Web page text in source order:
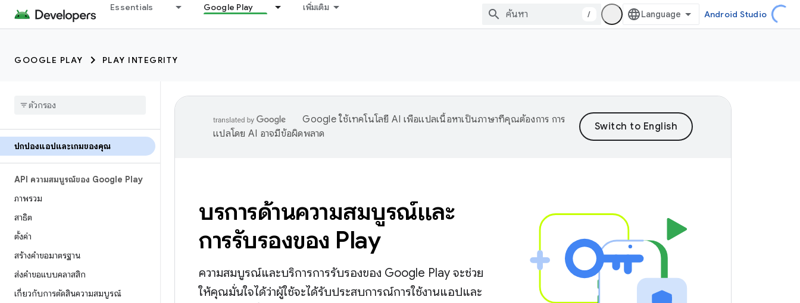
Essentials Google Play เพิ่มเติม
/ Android Studio
GOOGLE PLAY PLAY INTEGRITY
ปกป้องแอปและเกมของคุณ
API ความสมบูรณ์ของ Google Play
ภาพรวม
สาธิต
ตั้งค่า
สร้างคำขอมาตรฐาน
ส่งคำขอแบบคลาสสิก
เกี่ยวกับการตัดสินความสมบูรณ์
Google ใช้เทคโนโลยี AI เพื่อแปลเนื้อหาเป็นภาษาที่คุณต้องการ การ
แปลโดย AI อาจมีข้อผิดพลาด
บริการด้านความสมบูรณ์และ
การรับรองของ Play
ความสมบูรณ์และบริการการรับรองของ Google Play จะช่วย
ให้คุณมั่นใจได้ว่าผู้ใช้จะได้รับประสบการณ์การใช้งานแอปและ